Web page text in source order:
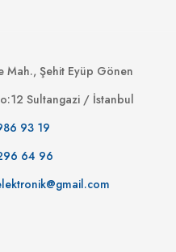
Mah., Şehit Eyüp Gönen
Sultangazi / İstanbul
93 19
64 96